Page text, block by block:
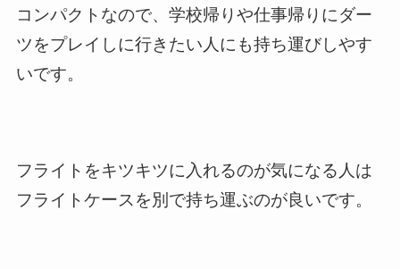
コンパクトなので、学校帰りや仕事帰りにダー
ツをプレイしに行きたい人にも持ち運びしやす
いです。
フライトをキツキツに入れるのが気になる人は
フライトケースを別で持ち運ぶのが良いです。